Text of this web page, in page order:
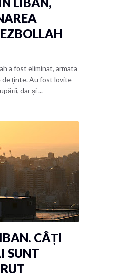
a fost eliminat, armata
de ţinte. Au fost lovite
dar și ...
CÂȚI
SUNT